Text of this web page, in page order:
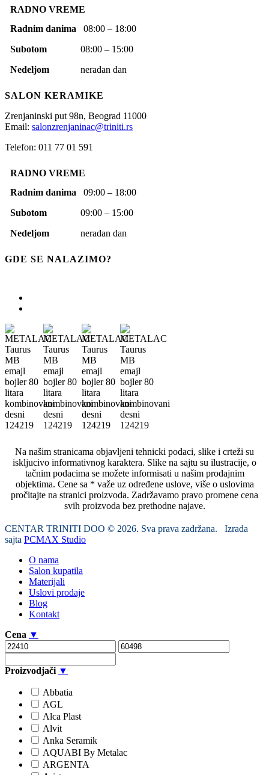
RADNO VREME
Radnim danima 08:00 – 18:00
Subotom 08:00 – 15:00
Nedeljom neradan dan
SALON KERAMIKE
Zrenjaninski put 98n, Beograd 11000
Email: salonzrenjaninac@triniti.rs
Telefon: 011 77 01 591
RADNO VREME
Radnim danima 09:00 – 18:00
Subotom 09:00 – 15:00
Nedeljom neradan dan
GDE SE NALAZIMO?
Na našim stranicama objavljeni tehnicki podaci, slike i crteži su
iskljucivo informativnog karaktera. Slike na sajtu su ilustracije, o
tačnim podacima se možete informisati u našim prodajnim
objektima. Cene sa * važe uz određene uslove, više o uslovima
pročitajte na stranici proizvoda. Zadržavamo pravo promene cena
svih proizvoda bez prethodne najave.
CENTAR TRINITI DOO © 2026. Sva prava zadržana. Izrada
sajta PCMAX Studio
O nama
Salon kupatila
Materijali
Uslovi prodaje
Blog
Kontakt
Cena ▼
Proizvodjači ▼
Abbatia
AGL
Alca Plast
Alvit
Anka Seramik
AQUABI By Metalac
ARGENTA